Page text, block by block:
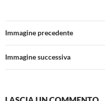
Immagine precedente
Immagine successiva